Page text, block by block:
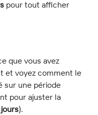
pour tout afficher
que vous avez
et voyez comment le
sur une période
pour ajuster la
).